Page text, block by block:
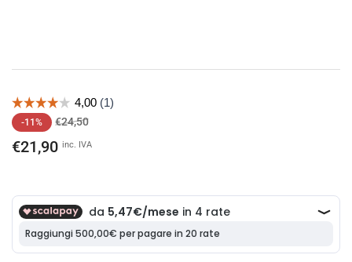
Prezzo
di
listino
-11% €24,50Prezzo
scontato
€21,90 inc. IVA